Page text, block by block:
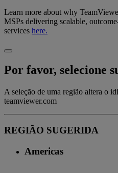
Learn more about why
MSPs delivering scalable,
services here.
Por favor, selecione
A seleção de uma região altera o
teamviewer.com
REGIÃO SUGERIDA
Americas